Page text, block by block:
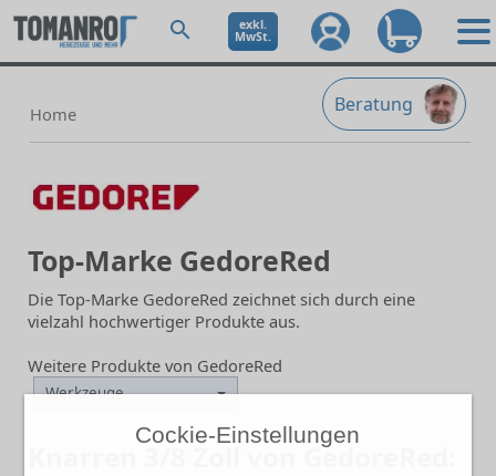
Cockie-Einstellungen
exkl.
MwSt.
Beratung
Home
Top-Marke GedoreRed
Die Top-Marke GedoreRed zeichnet sich durch eine
vielzahl hochwertiger Produkte aus.
Weitere Produkte von GedoreRed
Werkzeuge
Knarren 3/8 Zoll von GedoreRed: